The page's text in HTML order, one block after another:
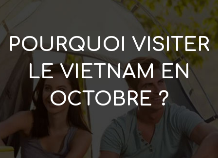
POURQUOI VISITER
LE VIETNAM EN
OCTOBRE ?